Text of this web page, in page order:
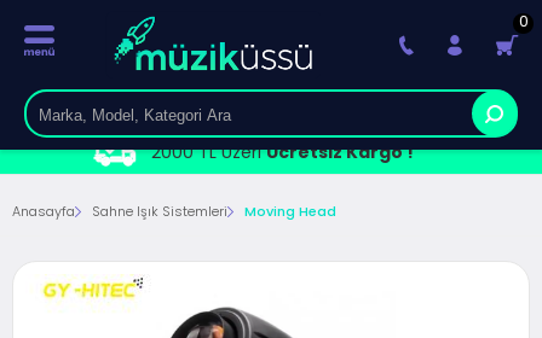
2000 TL ÜzeriÜcretsiz Kargo !
0
Anasayfa Sahne Işık Sistemleri Moving Head